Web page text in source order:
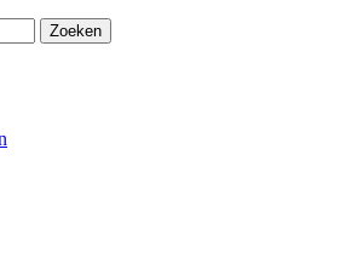
Zoeken